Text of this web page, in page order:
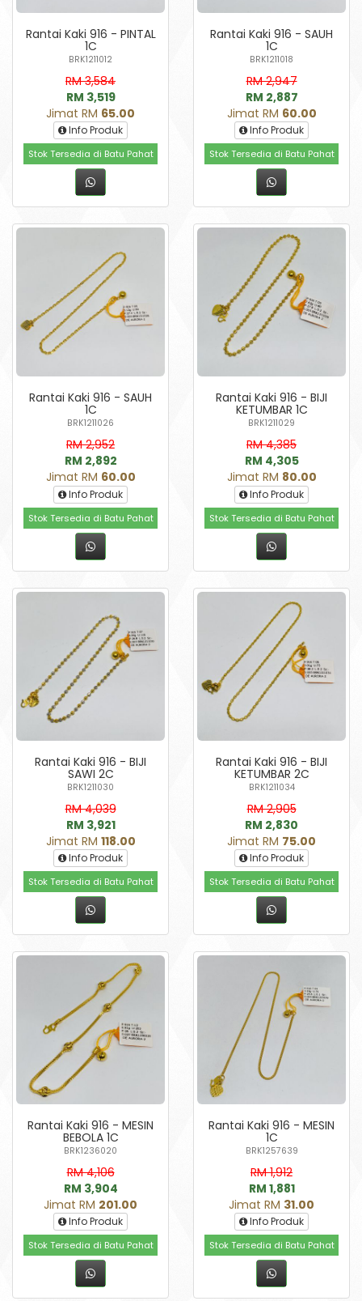
Rantai Kaki 916 - PINTAL
1C
BRK1211012
RM 3,584
RM 3,519
Jimat RM 65.00
Info Produk
Stok Tersedia di Batu Pahat
Rantai Kaki 916 - SAUH
1C
BRK1211018
RM 2,947
RM 2,887
Jimat RM 60.00
Info Produk
Stok Tersedia di Batu Pahat
Rantai Kaki 916 - SAUH
1C
BRK1211026
RM 2,952
RM 2,892
Jimat RM 60.00
Info Produk
Stok Tersedia di Batu Pahat
Rantai Kaki 916 - BIJI
KETUMBAR 1C
BRK1211029
RM 4,385
RM 4,305
Jimat RM 80.00
Info Produk
Stok Tersedia di Batu Pahat
Rantai Kaki 916 - BIJI
SAWI 2C
BRK1211030
RM 4,039
RM 3,921
Jimat RM 118.00
Info Produk
Stok Tersedia di Batu Pahat
Rantai Kaki 916 - BIJI
KETUMBAR 2C
BRK1211034
RM 2,905
RM 2,830
Jimat RM 75.00
Info Produk
Stok Tersedia di Batu Pahat
Rantai Kaki 916 - MESIN
BEBOLA 1C
BRK1236020
RM 4,106
RM 3,904
Jimat RM 201.00
Info Produk
Stok Tersedia di Batu Pahat
Rantai Kaki 916 - MESIN
1C
BRK1257639
RM 1,912
RM 1,881
Jimat RM 31.00
Info Produk
Stok Tersedia di Batu Pahat